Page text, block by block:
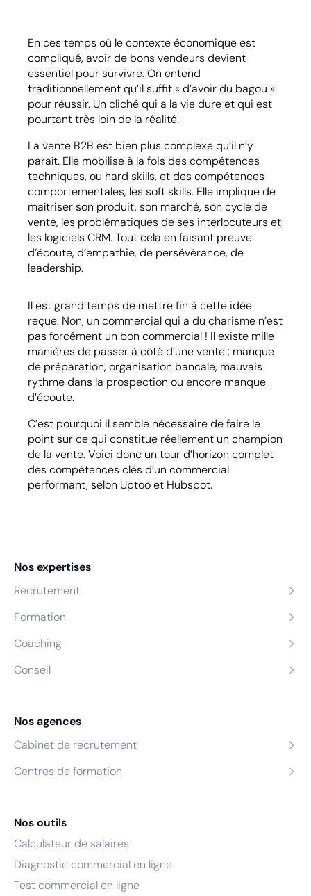
En ces temps où le contexte économique est
compliqué, avoir de bons vendeurs devient
essentiel pour survivre. On entend
traditionnellement qu’il suffit « d’avoir du bagou »
pour réussir. Un cliché qui a la vie dure et qui est
pourtant très loin de la réalité.
La vente B2B est bien plus complexe qu’il n’y
paraît. Elle mobilise à la fois des compétences
techniques, ou hard skills, et des compétences
comportementales, les soft skills. Elle implique de
maîtriser son produit, son marché, son cycle de
vente, les problématiques de ses interlocuteurs et
les logiciels CRM. Tout cela en faisant preuve
d’écoute, d’empathie, de persévérance, de
leadership.
Il est grand temps de mettre fin à cette idée
reçue. Non, un commercial qui a du charisme n’est
pas forcément un bon commercial ! Il existe mille
manières de passer à côté d’une vente : manque
de préparation, organisation bancale, mauvais
rythme dans la prospection ou encore manque
d’écoute.
C’est pourquoi il semble nécessaire de faire le
point sur ce qui constitue réellement un champion
de la vente. Voici donc un tour d’horizon complet
des compétences clés d’un commercial
performant, selon Uptoo et Hubspot.
Nos expertises
Recrutement
Formation
Coaching
Conseil
Nos agences
Cabinet de recrutement
Centres de formation
Nos outils
Calculateur de salaires
Diagnostic commercial en ligne
Test commercial en ligne